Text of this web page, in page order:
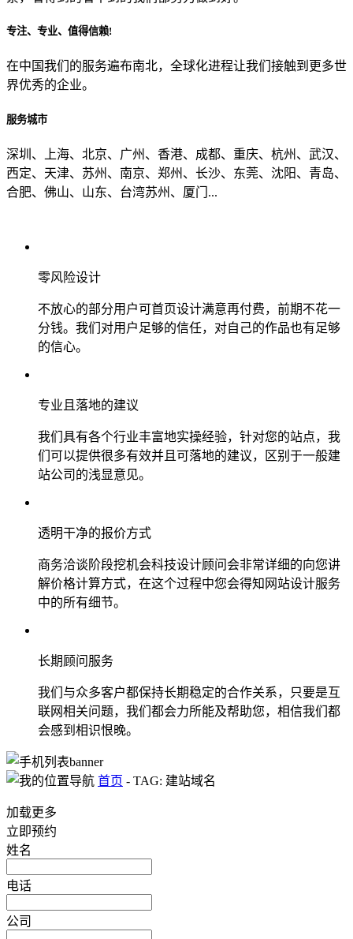
专注、专业、值得信赖!
在中国我们的服务遍布南北，全球化进程让我们接触到更多世
界优秀的企业。
服务城市
深圳、上海、北京、广州、香港、成都、重庆、杭州、武汉、
西定、天津、苏州、南京、郑州、长沙、东莞、沈阳、青岛、
合肥、佛山、山东、台湾苏州、厦门...
零风险设计
不放心的部分用户可首页设计满意再付费，前期不花一
分钱。我们对用户足够的信任，对自己的作品也有足够
的信心。
专业且落地的建议
我们具有各个行业丰富地实操经验，针对您的站点，我
们可以提供很多有效并且可落地的建议，区别于一般建
站公司的浅显意见。
透明干净的报价方式
商务洽谈阶段挖机会科技设计顾问会非常详细的向您讲
解价格计算方式，在这个过程中您会得知网站设计服务
中的所有细节。
长期顾问服务
我们与众多客户都保持长期稳定的合作关系，只要是互
联网相关问题，我们都会力所能及帮助您，相信我们都
会感到相识恨晚。
首页 - TAG: 建站域名
加载更多
立即预约
姓名
电话
公司